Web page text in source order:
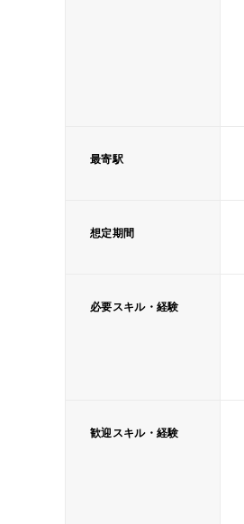
最寄駅
想定期間
必要スキル・経験
歓迎スキル・経験